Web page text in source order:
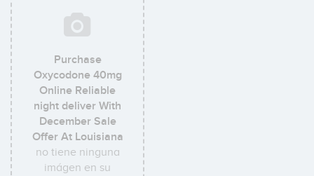
Purchase
Oxycodone 40mg
Online Reliable
night deliver With
December Sale
Offer At Louisiana
no tiene ninguna
imágen en su